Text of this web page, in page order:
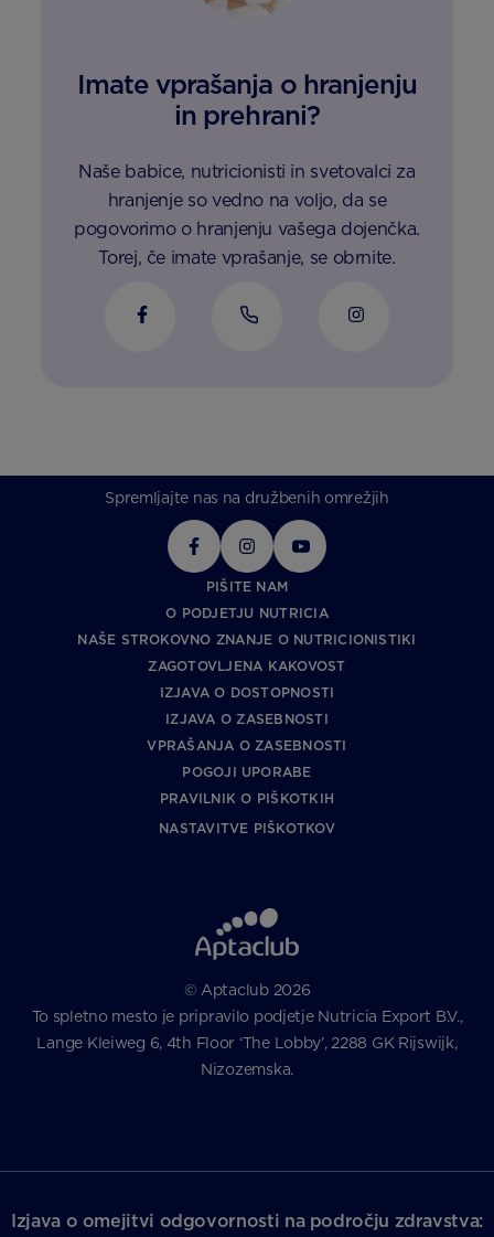
Imate vprašanja o hranjenju
in prehrani?
Naše babice, nutricionisti in svetovalci za
hranjenje so vedno na voljo, da se
pogovorimo o hranjenju vašega dojenčka.
Torej, če imate vprašanje, se obrnite.
Spremljajte nas na družbenih omrežjih
PIŠITE NAM
O PODJETJU NUTRICIA
NAŠE STROKOVNO ZNANJE O NUTRICIONISTIKI
ZAGOTOVLJENA KAKOVOST
IZJAVA O DOSTOPNOSTI
IZJAVA O ZASEBNOSTI
VPRAŠANJA O ZASEBNOSTI
POGOJI UPORABE
PRAVILNIK O PIŠKOTKIH
NASTAVITVE PIŠKOTKOV
© Aptaclub 2026
To spletno mesto je pripravilo podjetje Nutricia Export B.V.,
Lange Kleiweg 6, 4th Floor ‘The Lobby’, 2288 GK Rijswijk,
Nizozemska.
Izjava o omejitvi odgovornosti na področju zdravstva: